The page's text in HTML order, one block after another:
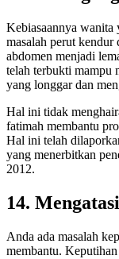
Kebiasaannya wanita
masalah perut kendur
abdomen menjadi
telah terbukti mampu
yang longgar dan
Hal ini tidak
fatimah membantu
Hal ini telah
yang menerbitkan
2012.
14.
Anda ada masalah
membantu.